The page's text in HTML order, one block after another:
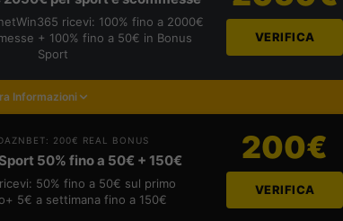
ricevi: 100% fino a 2000€
+ 100% fino a 50€ in Bonus
Sport
VERIFICA
Informazioni
200€ REAL BONUS
50% fino a 50€ + 150€
50% fino a 50€ sul primo
5€ a settimana fino a 150€
200€
VERIFICA